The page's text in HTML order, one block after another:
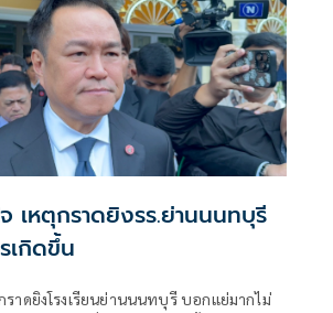
เหตุกราดยิงรร.ย่านนนทบุรี
เกิดขึ้น
ราดยิงโรงเรียนย่านนนทบุรี บอกแย่มากไม่